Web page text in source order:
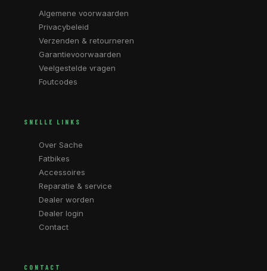
Algemene voorwaarden
Privacybeleid
Verzenden & retourneren
Garantievoorwaarden
Veelgestelde vragen
Foutcodes
SNELLE LINKS
Over Sache
Fatbikes
Accessoires
Reparatie & service
Dealer worden
Dealer login
Contact
CONTACT